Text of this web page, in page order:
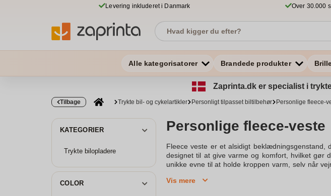
Levering inkluderet i Danmark Over 30.000
Alle kategorisatorer Brandede produkter
Zaprinta.dk er specialist i
Tilbage Trykte bil- og cykelartikler Personligt tilpasset biltilbehør Personlige fleece-
KATEGORIER
Trykte bilopladere
COLOR
Personlige fleece-veste
Fleece veste er et alsidigt
designet til at give varme og komfort, hvilket gør
unikke evne til at holde kroppen varm, selv når
enhver personlig stil. Fleece er også kendt for
Vis mere